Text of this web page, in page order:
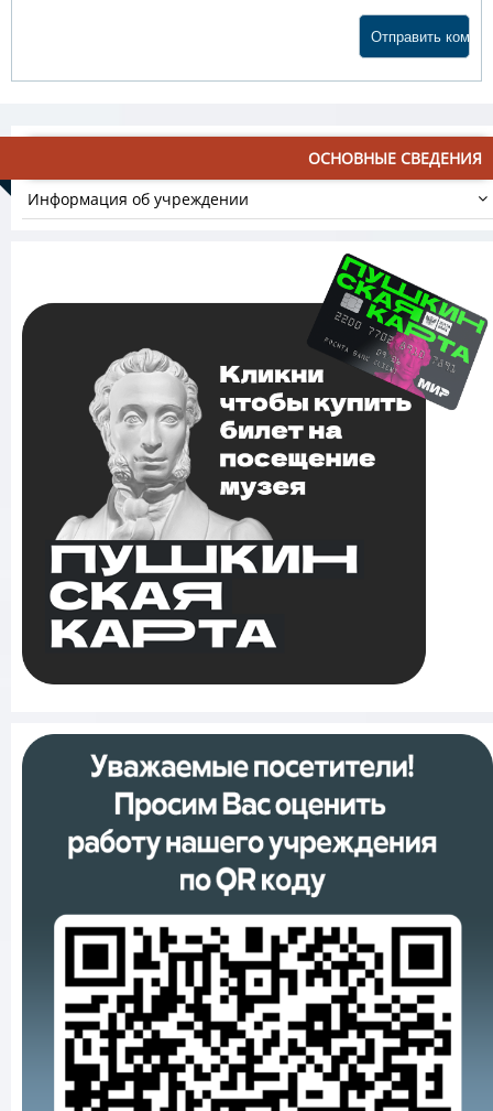
ОСНОВНЫЕ СВЕДЕНИЯ
Информация об учреждении